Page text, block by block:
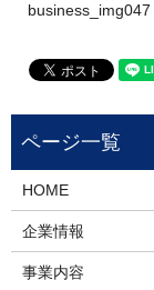
business_img047
HOME
企業情報
事業内容